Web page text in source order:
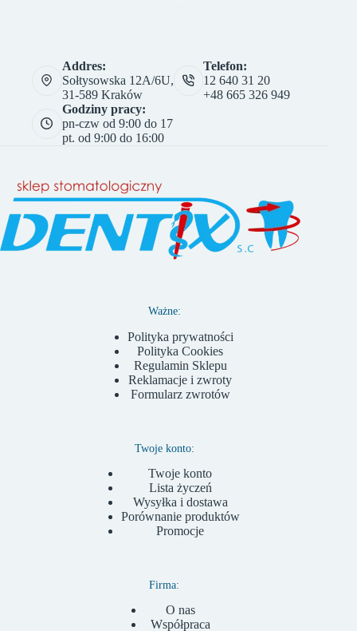
Addres:
Sołtysowska 12A/6U,
31-589 Kraków
Telefon:
12 640 31 20
+48 665 326 949
Godziny pracy:
pn-czw od 9:00 do 17
pt. od 9:00 do 16:00
Ważne:
Polityka prywatności
Polityka Cookies
Regulamin Sklepu
Reklamacje i zwroty
Formularz zwrotów
Twoje konto:
Twoje konto
Lista życzeń
Wysyłka i dostawa
Porównanie produktów
Promocje
Firma:
O nas
Współpraca